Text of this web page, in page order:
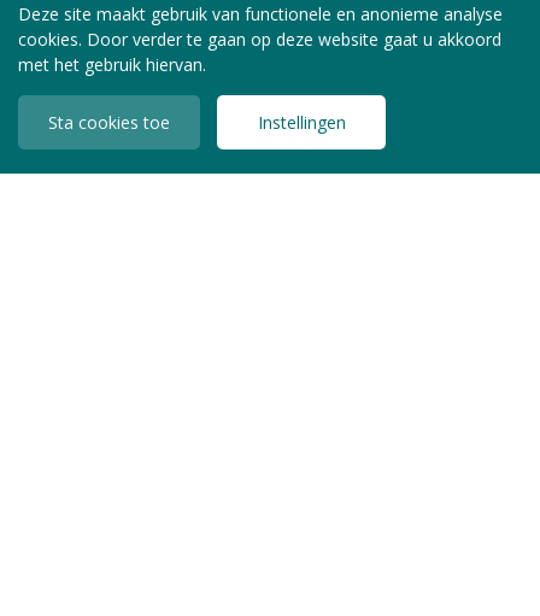
Deze site maakt gebruik van functionele en anonieme analyse
cookies. Door verder te gaan op deze website gaat u akkoord
met het gebruik hiervan.
Sta cookies toe Instellingen